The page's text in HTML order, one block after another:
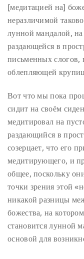
[медитацией на]
неразличимой
лунной мандалой,
раздающейся в
письменных слогов,
облепляющей
Вот что мы пока
сидит на своём
медитировал на
раздающийся в
созерцает, что его
медитирующего, и
общее, поскольку
точки зрения этой
никакой разницы
божества, на
становится лунной
основой для